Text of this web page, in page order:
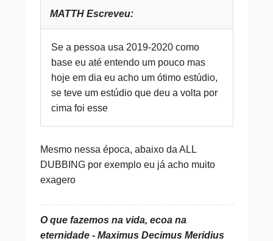
MATTH Escreveu:
Se a pessoa usa 2019-2020 como
base eu até entendo um pouco mas
hoje em dia eu acho um ótimo estúdio,
se teve um estúdio que deu a volta por
cima foi esse
Mesmo nessa época, abaixo da ALL
DUBBING por exemplo eu já acho muito
exagero
O que fazemos na vida, ecoa na
eternidade - Maximus Decimus Meridius